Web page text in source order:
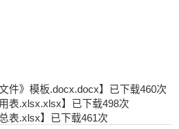
件》模板.docx.docx】已下载460次
表.xlsx.xlsx】已下载498次
表.xlsx】已下载461次